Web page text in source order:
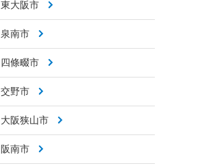
東大阪市
泉南市
四條畷市
交野市
大阪狭山市
阪南市